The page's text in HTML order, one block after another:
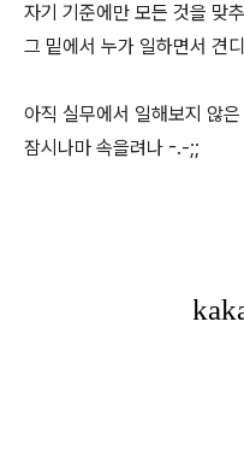
자기 기준에만 모든 것을 맞
그 밑에서 누가 일하면서 견
아직 실무에서 일해보지 않
잠시나마 속을려나 -.-;;